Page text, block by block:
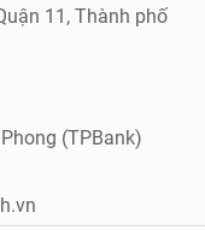
11, Thành phố
(TPBank)